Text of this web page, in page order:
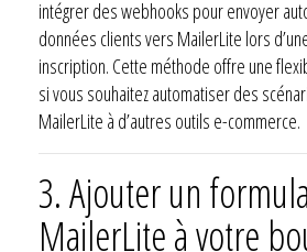
intégrer des webhooks pour envoyer
données clients vers MailerLite lors
inscription. Cette méthode offre une
si vous souhaitez automatiser des
MailerLite à d’autres outils e-commerce.
3.Ajouter un
MailerLite à votre